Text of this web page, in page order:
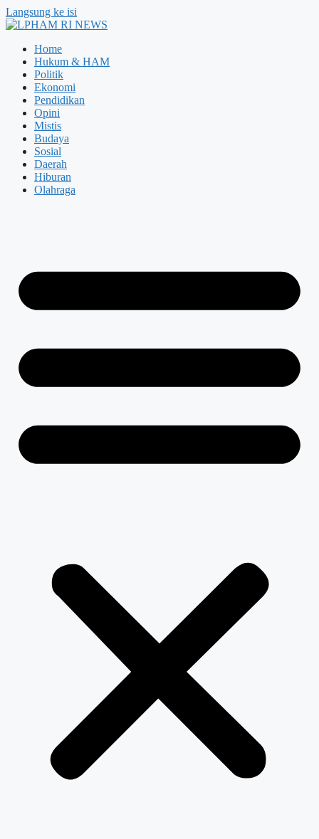
Langsung ke isi
Home
Hukum & HAM
Politik
Ekonomi
Pendidikan
Opini
Mistis
Budaya
Sosial
Daerah
Hiburan
Olahraga